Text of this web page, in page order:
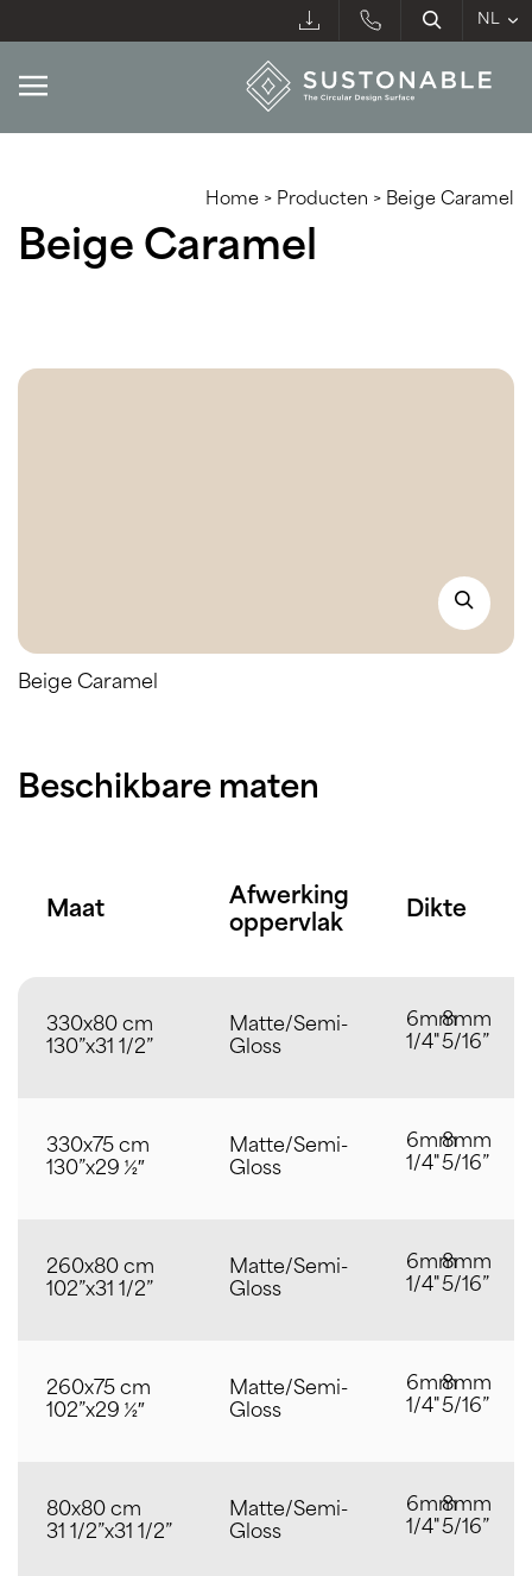
Home > Producten > Beige Caramel
Beige Caramel
Beige Caramel
Beschikbare maten
Maat
Afwerking
oppervlak
Dikte
330x80 cm
130”x31 1/2”
Matte/Semi-
Gloss
6mm
1/4"
8mm
5/16”
330x75 cm
130”x29 ½″
Matte/Semi-
Gloss
6mm
1/4"
8mm
5/16”
260x80 cm
102”x31 1/2”
Matte/Semi-
Gloss
6mm
1/4"
8mm
5/16”
260x75 cm
102”x29 ½″
Matte/Semi-
Gloss
6mm
1/4"
8mm
5/16”
80x80 cm
31 1/2”x31 1/2”
Matte/Semi-
Gloss
6mm
1/4"
8mm
5/16”